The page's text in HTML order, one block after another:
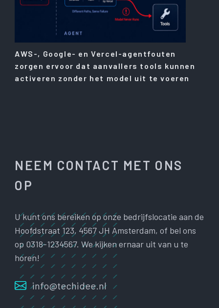
AWS-, Google- en Vercel-agentfouten
zorgen ervoor dat aanvallers tools kunnen
activeren zonder het model uit te voeren
NEEM CONTACT MET ONS
OP
U kunt ons bereiken op onze bedrijfslocatie aan de
Hoofdstraat 123, 4567 JH Amsterdam, of bel ons
op 0318-1234567. We kijken ernaar uit van u te
horen!
info@techidee.nl